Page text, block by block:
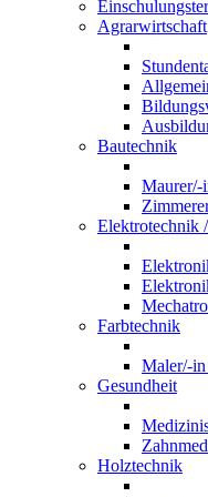
Agrarwirtschaft
Bautechnik
Maurer/-
Elektrotechnik
Farbtechnik
Maler/-
Gesundheit
Holztechnik